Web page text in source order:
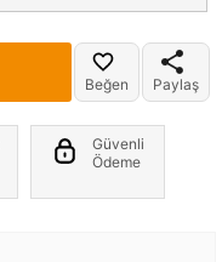
Beğen Paylaş
Güvenli
Ödeme